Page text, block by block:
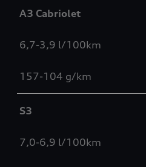
A3 Cabriolet
6,7-3,9 l/100km
157-104 g/km
S3
7,0-6,9 l/100km